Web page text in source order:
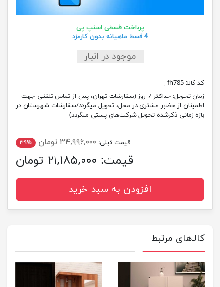
پرداخت قسطی اسنپ پی
4 قسط ماهیانه بدون کارمزد
موجود در انبار
کد کالا: j-fh785
زمان تحویل:
حداکثر 7 روز (سفارشات تهران، پس از تماس تلفنی جهت
اطمینان از حضور مشتری در محل، تحویل میگردد/سفارشات شهرستان در
بازه زمانی ذکرشده تحویل شرکت‌های پستی میگردد)
قیمت قبلی: ۳۴,۹۹۶,۰۰۰ تومان ۳۹%
قیمت: ۲۱,۱۸۵,۰۰۰ تومان
افزودن به سبد خرید
کالاهای مرتبط